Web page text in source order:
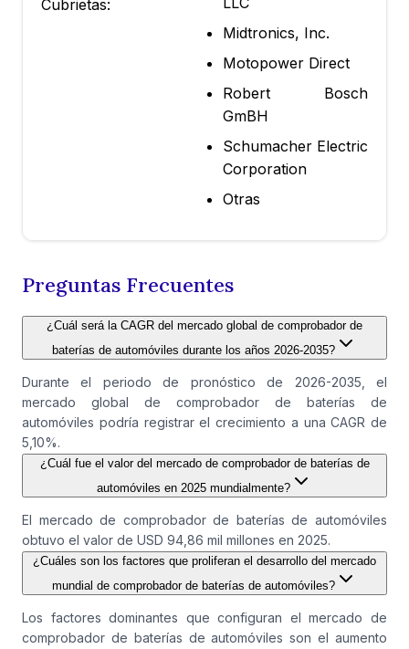
Cubrietas:
Midtronics, Inc.
Motopower Direct
Robert Bosch
GmBH
Schumacher Electric
Corporation
Otras
Preguntas Frecuentes
¿Cuál será la CAGR del mercado global de comprobador de
baterías de automóviles durante los años 2026-2035?
Durante el periodo de pronóstico de 2026-2035, el
mercado global de comprobador de baterías de
automóviles podría registrar el crecimiento a una CAGR de
5,10%.
¿Cuál fue el valor del mercado de comprobador de baterías de
automóviles en 2025 mundialmente?
El mercado de comprobador de baterías de automóviles
obtuvo el valor de USD 94,86 mil millones en 2025.
¿Cuáles son los factores que proliferan el desarrollo del mercado
mundial de comprobador de baterías de automóviles?
Los factores dominantes que configuran el mercado de
comprobador de baterías de automóviles son el aumento